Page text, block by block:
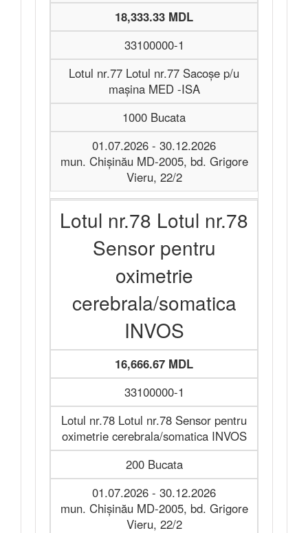
18,333.33 MDL
33100000-1
Lotul nr.77 Lotul nr.77 Sacoșe p/u
mașina MED -ISA
1000 Bucata
01.07.2026 - 30.12.2026
mun. Chișinău MD-2005, bd. Grigore
Vieru, 22/2
Lotul nr.78 Lotul nr.78
Sensor pentru
oximetrie
cerebrala/somatica
INVOS
16,666.67 MDL
33100000-1
Lotul nr.78 Lotul nr.78 Sensor pentru
oximetrie cerebrala/somatica INVOS
200 Bucata
01.07.2026 - 30.12.2026
mun. Chișinău MD-2005, bd. Grigore
Vieru, 22/2